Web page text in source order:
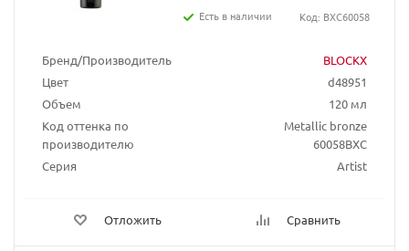
Бренд/Производитель
BLOCKX
Цвет
d48951
Объем
120 мл
Код оттенка по
производителю
Metallic bronze
60058BXC
Серия
Artist
Отложить Сравнить
Есть в наличии
Код: BXC60058